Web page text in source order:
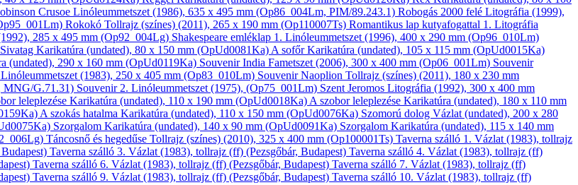
Crusoe Linóleum­metszet (1986), 635 x 495 mm (Op86_004Lm, PIM/89.243.1) Robogás­ 2000 felé Litográfia (1999),
Rokokó Tollrajz (színes) (2011), 265 x 190 mm (Op110007Ts) Romantikus lap kutya­fogattal 1. Litográfia
285 x 495 mm (Op92_004Lg) Shakespeare emléklap 1. Linóleum­metszet (1996), 400 x 290 mm (Op96_010Lm)
Sivatag Karikatúra (undated), 80 x 150 mm (OpUd0081Ka) A sofőrKarikatúra (undated), 105 x 115 mm (OpUd0015Ka)
(undated), 290 x 160 mm (OpUd0119Ka) Souvenir India Fametszet (2006), 300 x 400 mm (Op06_001Lm) Souvenir
Linóleum­metszet (1983), 250 x 405 mm (Op83_010Lm) Souvenir Naoplion Tollrajz (színes) (2011), 180 x 230 mm
MNG/G.71.31) Souvenir 2. Linóleum­metszet (1975), (Op75_001Lm) Szent Jeromos Litográfia (1992), 300 x 400 mm
leleplezése Karikatúra (undated), 110 x 190 mm (OpUd0018Ka) A szobor leleplezése Karikatúra (undated), 180 x 110 mm
A szokás hatalma Karikatúra (undated), 110 x 150 mm (OpUd0076Ka) Szomorú dolog Vázlat (undated), 200 x 280
Szorgalom Karikatúra (undated), 140 x 90 mm (OpUd0091Ka) Szorgalom Karikatúra (undated), 115 x 140 mm
Táncosnő és hegedűse Tollrajz (színes) (2010), 325 x 400 mm (Op100001Ts) Taverna szálló 1. Vázlat (1983), tollrajz
Taverna szálló 3. Vázlat (1983), tollrajz (ff) (Pezsgőbár, Budapest) Taverna szálló 4. Vázlat (1983), tollrajz (ff)
Taverna szálló 6. Vázlat (1983), tollrajz (ff) (Pezsgőbár, Budapest) Taverna szálló 7. Vázlat (1983), tollrajz (ff)
Taverna szálló 9. Vázlat (1983), tollrajz (ff) (Pezsgőbár, Budapest) Taverna szálló 10. Vázlat (1983), tollrajz (ff)